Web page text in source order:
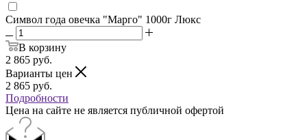
Символ года овечка "Марго" 1000г Люкс
В корзину
2 865 руб.
Варианты цен
2 865 руб.
Подробности
Цена на сайте не является публичной офертой